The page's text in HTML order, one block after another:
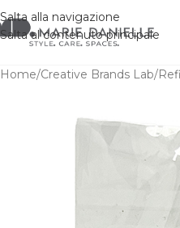
Salta alla navigazione
Salta al contenuto principale
Home/Creative Brands Lab/